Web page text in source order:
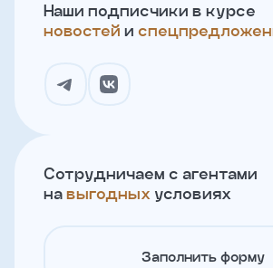
Наши подписчики в курсе
новостей и
Сотрудничаем с агентами
на выгодных условиях
Заполнить форму